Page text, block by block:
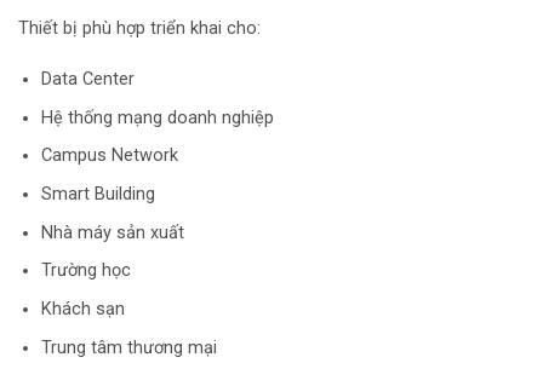
Thiết bị phù hợp triển khai cho:
Data Center
Hệ thống mạng doanh nghiệp
Campus Network
Smart Building
Nhà máy sản xuất
Trường học
Khách sạn
Trung tâm thương mại